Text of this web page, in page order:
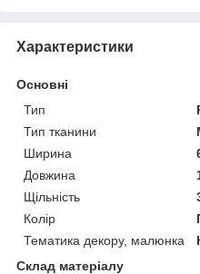
Характеристики
Основні
Тип
Тип тканини
Ширина
Довжина
Щільність
Колір
Тематика декору, малюнка
Склад матеріалу